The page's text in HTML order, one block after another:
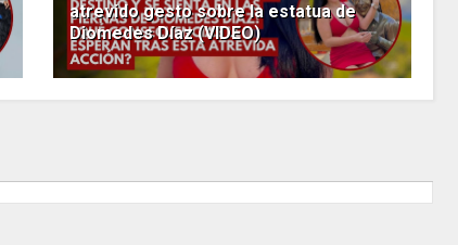
atrevido gesto sobre la estatua de
Diomedes Díaz (VIDEO)